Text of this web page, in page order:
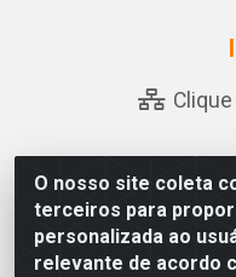
O nosso site coleta
terceiros para
personalizada ao
relevante de acordo
Abreu & Silva - Rua
Ariado, Olho D'Água
CNPJ